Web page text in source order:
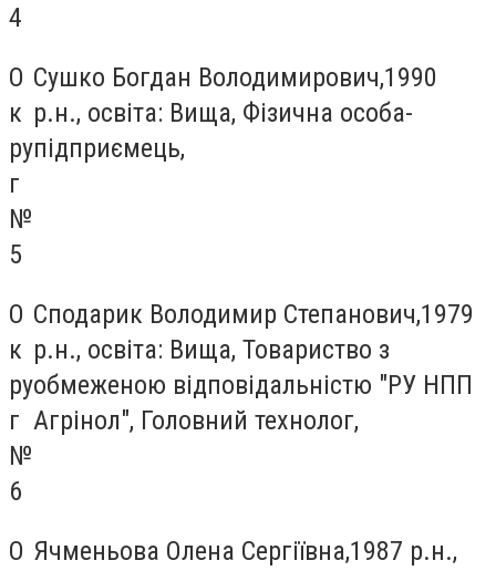
4
О
к
ру
г
№
5
Сушко Богдан Володимирович,1990
р.н., освіта: Вища, Фізична особа-
підприємець,
О
к
ру
г
№
6
Сподарик Володимир Степанович,1979
р.н., освіта: Вища, Товариство з
обмеженою відповідальністю "РУ НПП
Агрінол", Головний технолог,
О Ячменьова Олена Сергіївна,1987 р.н.,